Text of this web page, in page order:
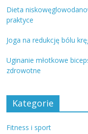
Dieta
praktyce
Joga na redukcję bólu
Uginanie młotkowe
zdrowotne
Kategorie
Fitness i sport